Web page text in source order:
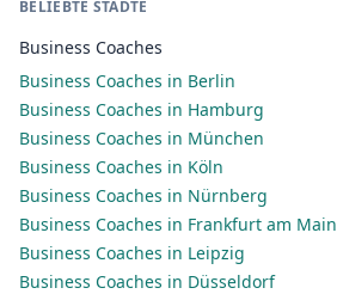
BELIEBTE STÄDTE
Business Coaches
Business Coaches in Berlin
Business Coaches in Hamburg
Business Coaches in München
Business Coaches in Köln
Business Coaches in Nürnberg
Business Coaches in Frankfurt am Main
Business Coaches in Leipzig
Business Coaches in Düsseldorf